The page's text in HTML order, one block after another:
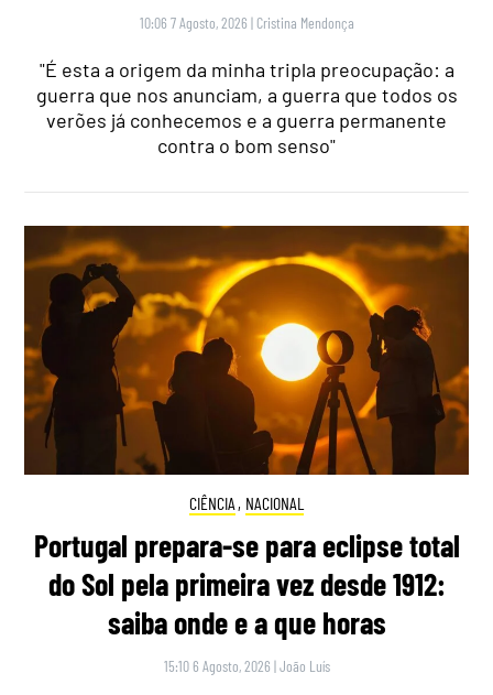
10:06 7 Agosto, 2026 | Cristina Mendonça
"É esta a origem da minha tripla preocupação: a
guerra que nos anunciam, a guerra que todos os
verões já conhecemos e a guerra permanente
contra o bom senso"
CIÊNCIA , NACIONAL
Portugal prepara-se para eclipse total
do Sol pela primeira vez desde 1912:
saiba onde e a que horas
15:10 6 Agosto, 2026 |João Luís